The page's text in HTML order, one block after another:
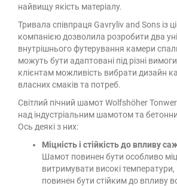
найвищу якість матеріалу.
Тривала співпраця Gavryliv and Sons із
компанією дозволила розробити два
внутрішнього футерування камери
можуть бути адаптовані під різні
клієнтам можливість вибрати дизайн
власних смаків та потреб.
Світлий пічний шамот Wolfshöher
над індустріальним шамотом та
Ось деякі з них:
Міцність і стійкість до впливу
Шамот повинен бути особливо
витримувати високі температури,
повинен бути стійким до впливу